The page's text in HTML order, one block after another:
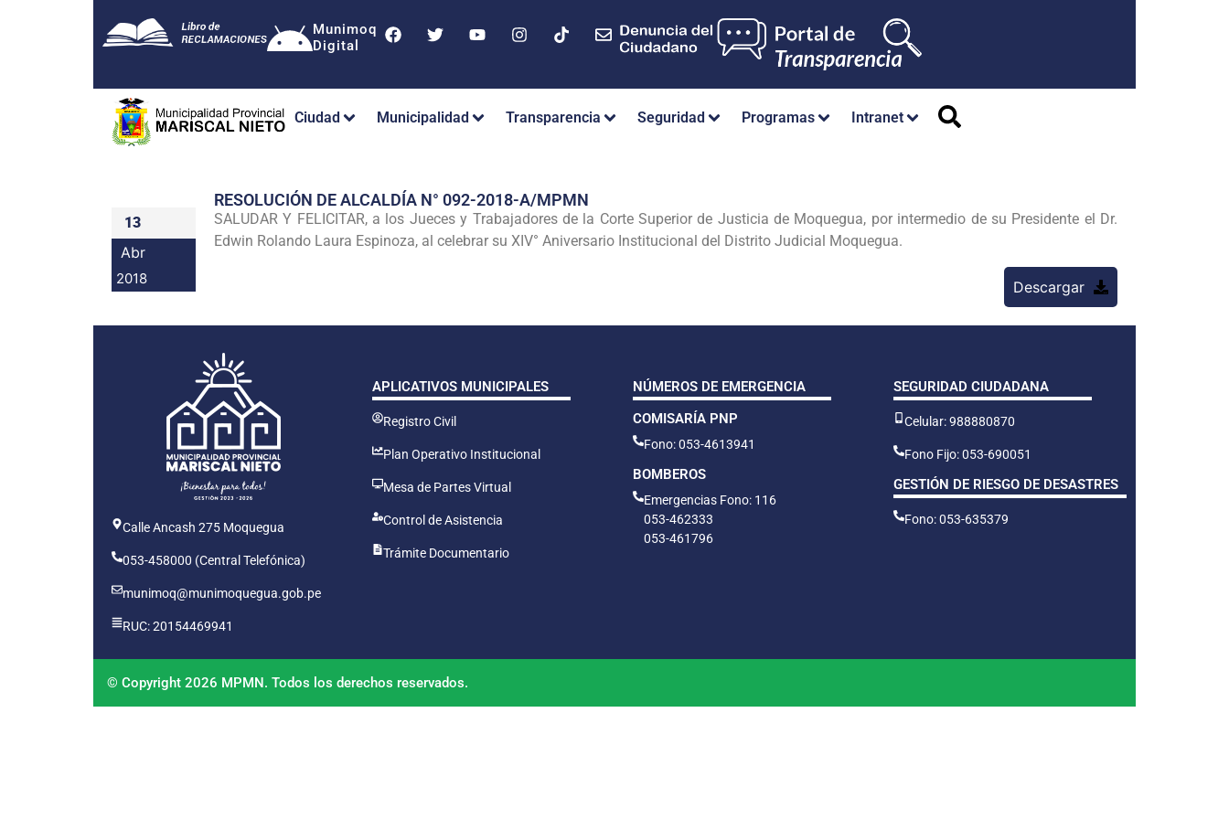
Munimoq
Digital
Ciudad Municipalidad Transparencia Seguridad Programas Intranet
13
Abr
2018
RESOLUCIÓN DE ALCALDÍA N° 092-2018-A/MPMN
SALUDAR Y FELICITAR, a los Jueces y Trabajadores de la Corte Superior de Justicia de Moquegua, por intermedio de su Presidente el Dr.
Edwin Rolando Laura Espinoza, al celebrar su XIV° Aniversario Institucional del Distrito Judicial Moquegua.
Descargar
Calle Ancash 275 Moquegua
053-458000 (Central Telefónica)
munimoq@munimoquegua.gob.pe
RUC: 20154469941
APLICATIVOS MUNICIPALES
Registro Civil
Plan Operativo Institucional
Mesa de Partes Virtual
Control de Asistencia
Trámite Documentario
NÚMEROS DE EMERGENCIA
COMISARÍA PNP
Fono: 053-4613941
BOMBEROS
Emergencias Fono: 116
053-462333
053-461796
SEGURIDAD CIUDADANA
Celular: 988880870
Fono Fijo: 053-690051
GESTIÓN DE RIESGO DE DESASTRES
Fono: 053-635379
© Copyright 2026 MPMN. Todos los derechos reservados.